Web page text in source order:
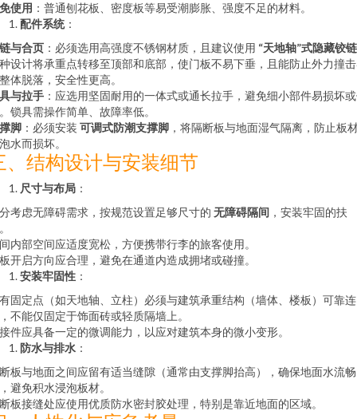
使用 ：普通刨花板、密度板等易受潮膨胀、强度不足的材料。
配件系统：
与合页 ：必须选用高强度不锈钢材质，且建议使用 “天地轴”式隐藏铰链
设计将承重点转移至顶部和底部，使门板不易下垂，且能防止外力撞
体脱落，安全性更高。
与拉手 ：应选用坚固耐用的一体式或通长拉手，避免细小部件易损坏
锁具需操作简单、故障率低。
脚 ：必须安装 可调式防潮支撑脚 ，将隔断板与地面湿气隔离，防止板
水而损坏。
、结构设计与安装细节
尺寸与布局 ：
考虑无障碍需求，按规范设置足够尺寸的 无障碍隔间 ，安装牢固的扶
内部空间应适度宽松，方便携带行李的旅客使用。
开启方向应合理，避免在通道内造成拥堵或碰撞。
安装牢固性 ：
固定点（如天地轴、立柱）必须与建筑承重结构（墙体、楼板）可靠连
不能仅固定于饰面砖或轻质隔墙上。
件应具备一定的微调能力，以应对建筑本身的微小变形。
防水与排水 ：
板与地面之间应留有适当缝隙（通常由支撑脚抬高），确保地面水流畅
避免积水浸泡板材。
板接缝处应使用优质防水密封胶处理，特别是靠近地面的区域。